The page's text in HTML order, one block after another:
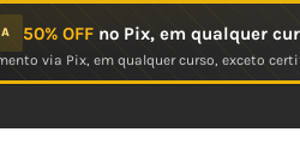
50% OFFno Pix, em qualquer
via Pix, em qualquer curso, exceto